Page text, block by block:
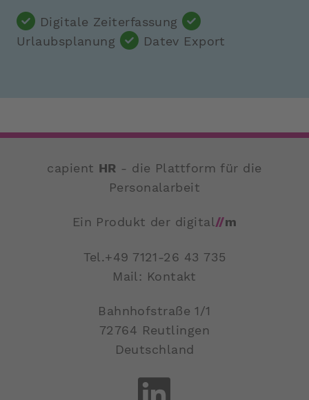
Digitale Zeiterfassung
Urlaubsplanung
Datev Export
capient HR - die Plattform für die
Personalarbeit
Ein Produkt der digital//m
Tel.+49 7121-26 43 735
Mail: Kontakt
Bahnhofstraße 1/1
72764 Reutlingen
Deutschland